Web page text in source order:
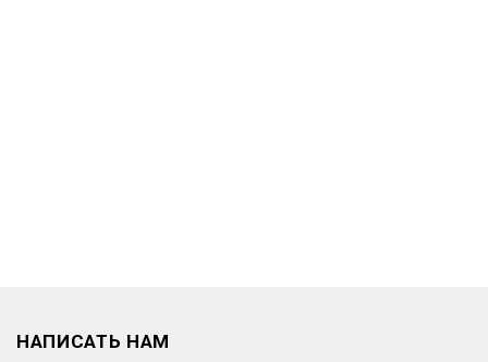
НАПИСАТЬ НАМ